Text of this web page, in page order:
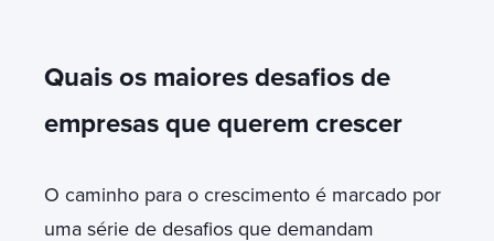
Quais os maiores desafios de
empresas que querem crescer
O caminho para o crescimento é marcado por
uma série de desafios que demandam